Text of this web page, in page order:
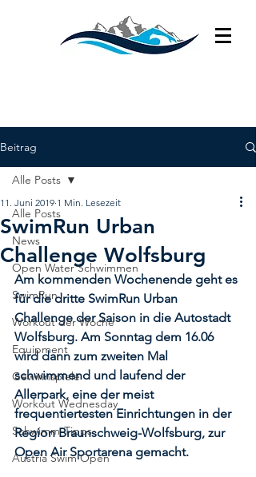
Beitrag
Alle Posts
News
Open Water Schwimmen
SwimRun
Workout der Woche
Equipment
Gewinnspiele
Workout Wednesday
Schwimm-Tipps
Austria Swim Open
Alle Posts
SwimRun Urban
Challenge Wolfsburg
11. Juni 2019 1 Min. Lesezeit
Am kommenden Wochenende geht es
für die dritte SwimRun Urban
Challenge der Saison in die Autostadt
Wolfsburg. Am Sonntag dem 16.06
wird dann zum zweiten Mal
schwimmend und laufend der
Allerpark, eine der meist
frequentiertesten Einrichtungen in der
Region Braunschweig-Wolfsburg, zur
Open Air Sportarena gemacht.